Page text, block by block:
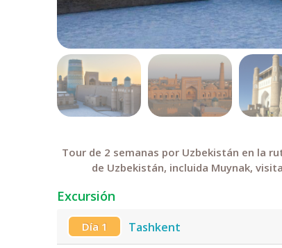
Tour de 2 semanas por Uzbekistán en la
de Uzbekistán, incluida Muynak,
Excursión
Día 1 Tashkent